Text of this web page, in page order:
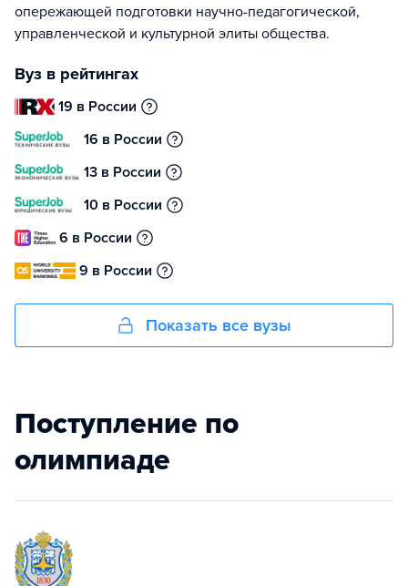
опережающей подготовки научно-педагогической,
управленческой и культурной элиты общества.
Вуз в рейтингах
19 в России
16 в России
13 в России
10 в России
6 в России
9 в России
Показать все вузы
Поступление по
олимпиаде